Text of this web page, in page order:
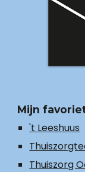
Mijn
't Leeshuus
Thuiszorg